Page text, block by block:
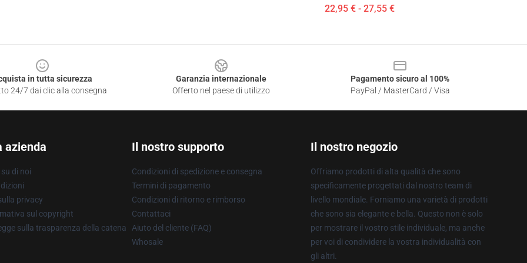
22,95 € - 27,55 €
in tutta sicurezza
24/7 dai clic alla consegna
Garanzia internazionale
Offerto nel paese di utilizzo
Pagamento sicuro al 100%
PayPal / MasterCard / Visa
azienda
di noi
privacy
sul copyright
sulla trasparenza della catena
Il nostro supporto
Condizioni di spedizione e consegna
Termini di pagamento
Condizioni di ritorno e rimborso
Contattaci
Aiuto del cliente (FAQ)
Whosale
Il nostro negozio
Offriamo prodotti di alta qualità che sono
specificamente progettati dal nostro team di
livello mondiale. Forniamo una varietà di prodotti
che sono sia elegante e bella. Questo non è solo
per mostrare il vostro stile individuale, ma anche
per voi di condividere la vostra individualità con
gli altri.